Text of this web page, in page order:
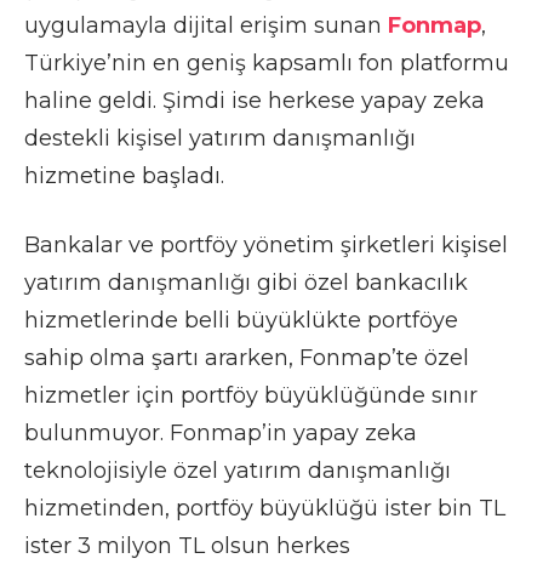
uygulamayla dijital erişim sunan Fonmap,
Türkiye’nin en geniş kapsamlı fon platformu
haline geldi. Şimdi ise herkese yapay zeka
destekli kişisel yatırım danışmanlığı
hizmetine başladı.
Bankalar ve portföy yönetim şirketleri kişisel
yatırım danışmanlığı gibi özel bankacılık
hizmetlerinde belli büyüklükte portföye
sahip olma şartı ararken, Fonmap’te özel
hizmetler için portföy büyüklüğünde sınır
bulunmuyor. Fonmap’in yapay zeka
teknolojisiyle özel yatırım danışmanlığı
hizmetinden, portföy büyüklüğü ister bin TL
ister 3 milyon TL olsun herkes